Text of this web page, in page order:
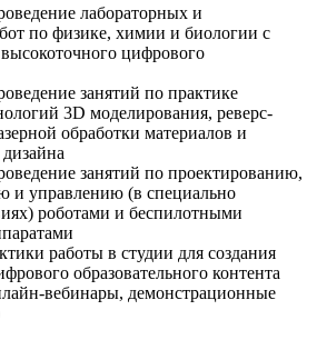
лабораторных и
по физике, химии и биологии с
цифрового
занятий по практике
3D моделирования, реверс-
обработки материалов и
занятий по проектированию,
и управлению (в специально
роботами и беспилотными
работы в студии для создания
образовательного контента
вебинары, демонстрационные